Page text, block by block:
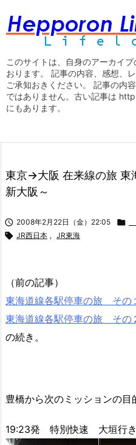
このサイトは、自身のアーカイ
おります。 記事の内容、感想、
ご承知おきください。 記事の内
ではありません。古い記事は
にもあります。
東京→大阪 在来線の旅 東
新大阪～
 2008年2月22日（金）22:05 
 JR西日本 , JR東海
（前の記事）
東海道線各駅停車の旅 その
東海道線各駅停車の旅 その
の続き。
豊橋から次のミッションの目
19:23発 特別快速 大垣行き